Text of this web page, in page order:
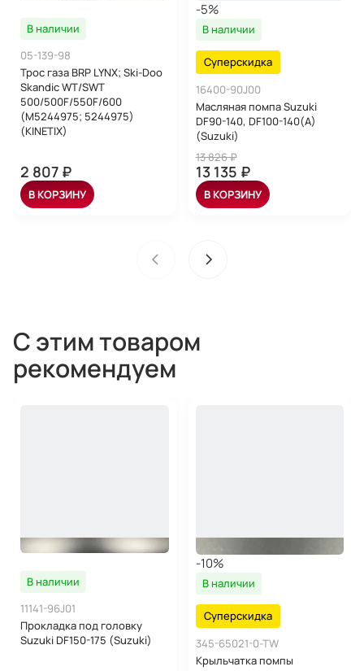
В наличии
05-139-98
Трос газа BRP LYNX; Ski-Doo
Skandic WT/SWT
500/500F/550F/600
(M5244975; 5244975)
(KINETIX)
2 807 ₽
В КОРЗИНУ
-5%
В наличии
Суперскидка
16400-90J00
Масляная помпа Suzuki
DF90-140, DF100-140(A)
(Suzuki)
13 826 ₽
13 135 ₽
В КОРЗИНУ
С этим товаром
рекомендуем
В наличии
11141-96J01
Прокладка под головку
Suzuki DF150-175 (Suzuki)
-10%
В наличии
Суперскидка
345-65021-0-TW
Крыльчатка помпы